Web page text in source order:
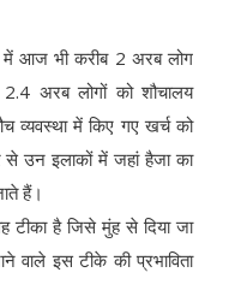
में आज भी करीब 2 अरब लोग
अरब लोगों को शौचालय
व्यवस्था में किए गए खर्च को
से उन इलाकों में जहां हैजा का
हैं।
टीका है जिसे मुंह से दिया जा
वाले इस टीके की प्रभाविता